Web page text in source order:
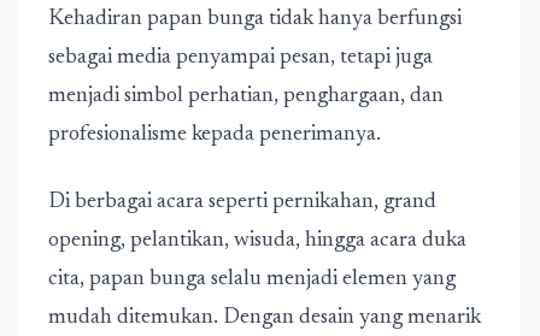
Kehadiran papan bunga tidak hanya berfungsi
sebagai media penyampai pesan, tetapi juga
menjadi simbol perhatian, penghargaan, dan
profesionalisme kepada penerimanya.
Di berbagai acara seperti pernikahan, grand
opening, pelantikan, wisuda, hingga acara duka
cita, papan bunga selalu menjadi elemen yang
mudah ditemukan. Dengan desain yang menarik